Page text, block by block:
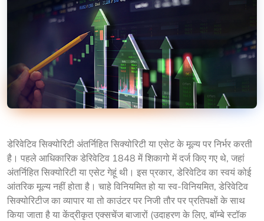
डेरिवेटिव सिक्योरिटी अंतर्निहित सिक्योरिटी या एसेट के मूल्य पर निर्भर करती
है। पहले आधिकारिक डेरिवेटिव 1848 में शिकागो में दर्ज किए गए थे, जहां
अंतर्निहित सिक्योरिटी या एसेट गेहूं थी। इस प्रकार, डेरिवेटिव का स्वयं कोई
आंतरिक मूल्य नहीं होता है। चाहे विनियमित हो या स्व-विनियमित, डेरिवेटिव
सिक्योरिटीज का व्यापार या तो काउंटर पर निजी तौर पर प्रतिपक्षों के साथ
किया जाता है या केंद्रीकृत एक्सचेंज बाजारों (उदाहरण के लिए, बॉम्बे स्टॉक